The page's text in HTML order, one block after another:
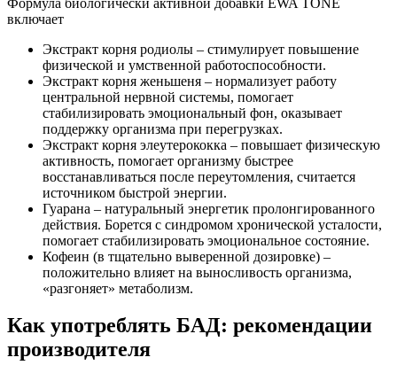
включает
Экстракт корня родиолы – стимулирует повышение
физической и умственной работоспособности.
Экстракт корня женьшеня – нормализует работу
центральной нервной системы, помогает
стабилизировать эмоциональный фон, оказывает
поддержку организма при перегрузках.
Экстракт корня элеутерококка – повышает физическую
активность, помогает организму быстрее
восстанавливаться после переутомления, считается
источником быстрой энергии.
Гуарана – натуральный энергетик пролонгированного
действия. Борется с синдромом хронической усталости,
помогает стабилизировать эмоциональное состояние.
Кофеин (в тщательно выверенной дозировке) –
положительно влияет на выносливость организма,
«разгоняет» метаболизм.
Как употреблять БАД: рекомендации
производителя